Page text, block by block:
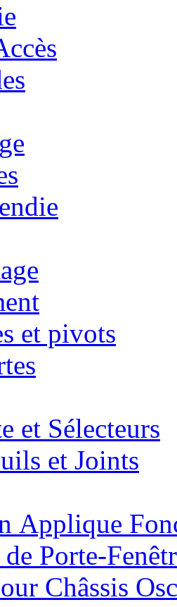
et pivots
et Sélecteurs
et Joints
Applique
Porte-
Châssis